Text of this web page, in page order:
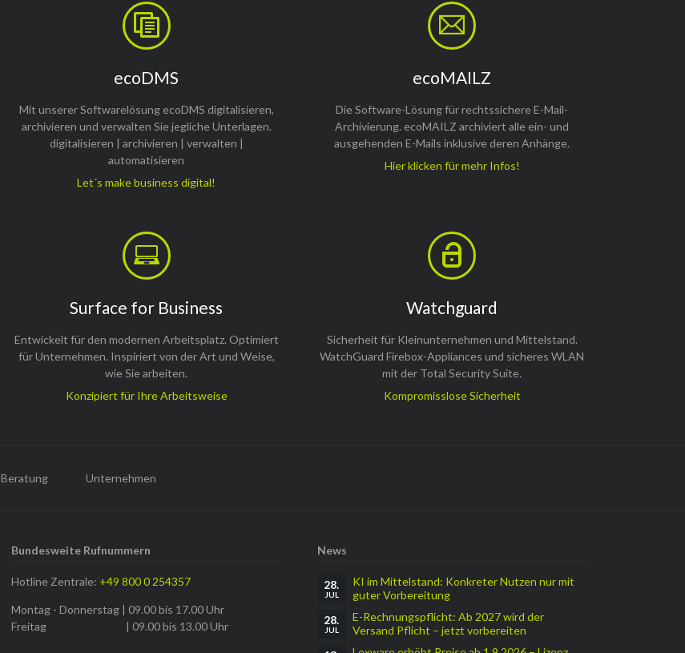
ecoDMS
Mit unserer Softwarelösung ecoDMS digitalisieren,
archivieren und verwalten Sie jegliche Unterlagen.
digitalisieren | archivieren | verwalten |
automatisieren
Let´s make business digital!
ecoMAILZ
Die Software-Lösung für rechtssichere E-Mail-
Archivierung. ecoMAILZ archiviert alle ein- und
ausgehenden E-Mails inklusive deren Anhänge.
Hier klicken für mehr Infos!
Surface for Business
Entwickelt für den modernen Arbeitsplatz. Optimiert
für Unternehmen. Inspiriert von der Art und Weise,
wie Sie arbeiten.
Konzipiert für Ihre Arbeitsweise
Watchguard
Sicherheit für Kleinunternehmen und Mittelstand.
WatchGuard Firebox-Appliances und sicheres WLAN
mit der Total Security Suite.
Kompromisslose Sicherheit
Beratung Unternehmen
Bundesweite Rufnummern
Hotline Zentrale: +49 800 0 254357
Montag - Donnerstag | 09.00 bis 17.00 Uhr
Freitag | 09.00 bis 13.00 Uhr
News
28.
JUL
KI im Mittelstand: Konkreter Nutzen nur mit
guter Vorbereitung
28.
JUL
E-Rechnungspflicht: Ab 2027 wird der
Versand Pflicht – jetzt vorbereiten